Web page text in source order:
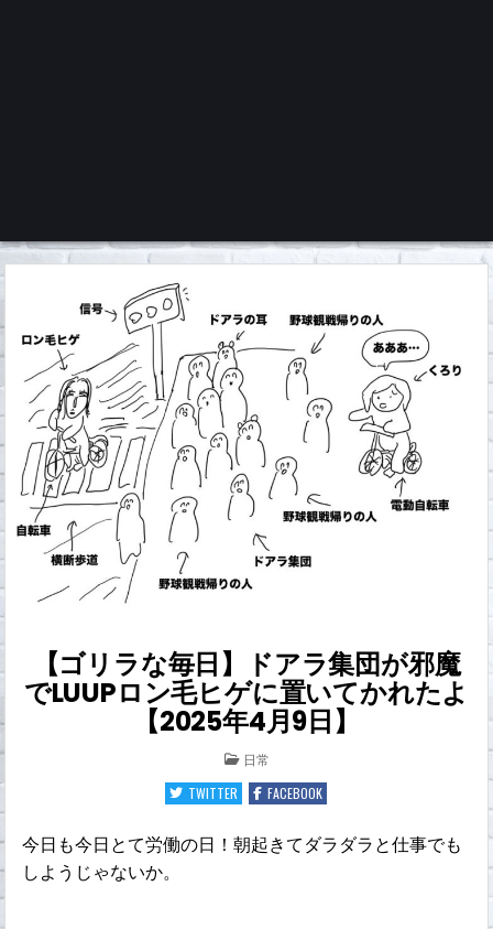
くろチャンネル
【ゴリラな毎日】ドアラ集団が邪魔
でLUUPロン毛ヒゲに置いてかれたよ
【2025年4月9日】
POSTED
IN
日常
TWITTER
FACEBOOK
今日も今日とて労働の日！朝起きてダラダラと仕事でも
しようじゃないか。